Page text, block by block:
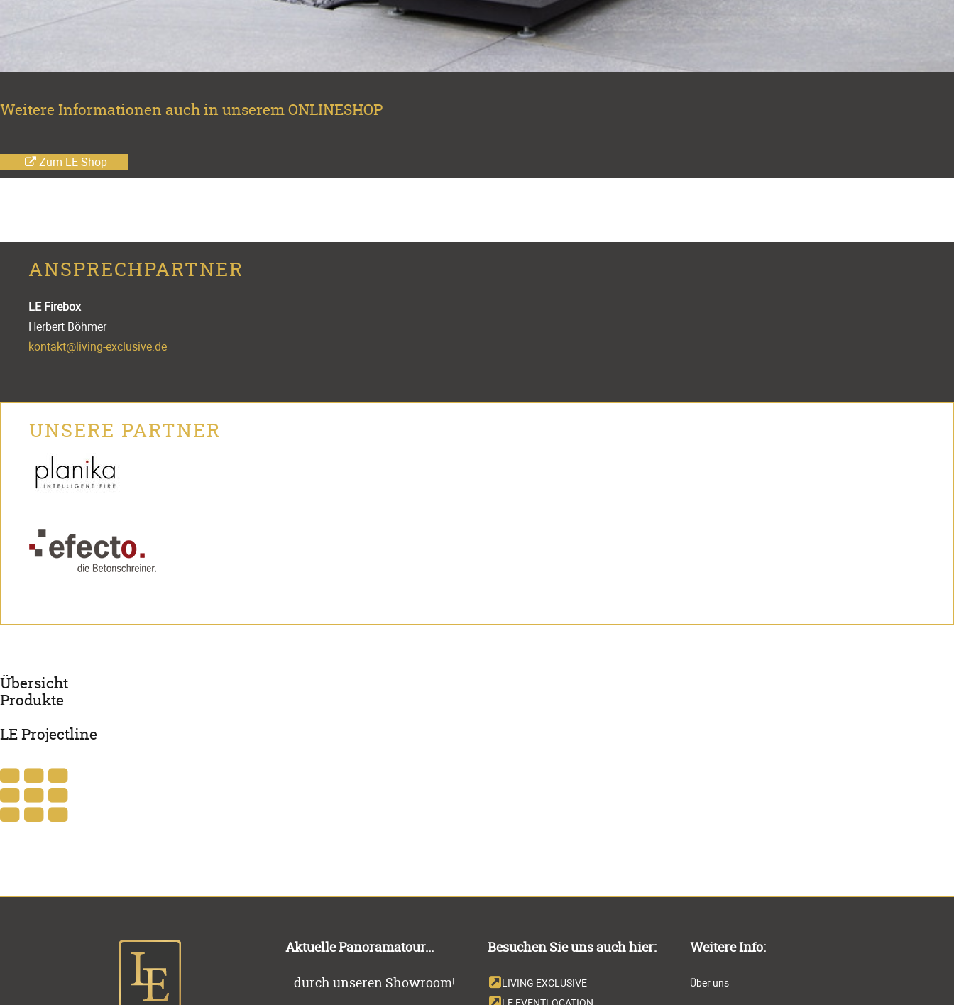
Weitere Informationen auch in unserem ONLINESHOP
Zum LE Shop
ANSPRECHPARTNER
LE Firebox
Herbert Böhmer
kontakt@living-exclusive.de
UNSERE PARTNER
Übersicht
Produkte
LE Projectline
Aktuelle Panoramatour...
...durch unseren Showroom!
Besuchen Sie uns auch hier:
LIVING EXCLUSIVE
Weitere Info:
Über uns